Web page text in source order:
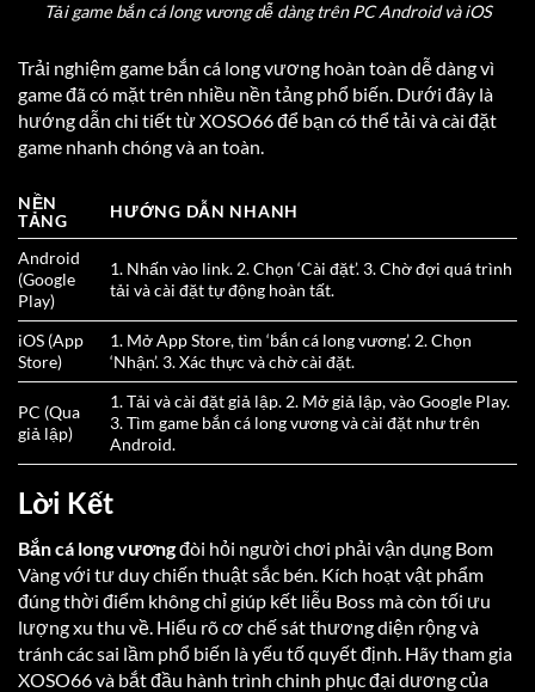
Tải game bắn cá long vương dễ dàng trên PC Android và iOS
Trải nghiệm game bắn cá long vương hoàn toàn dễ dàng vì
game đã có mặt trên nhiều nền tảng phổ biến. Dưới đây là
hướng dẫn chi tiết từ XOSO66 để bạn có thể tải và cài đặt
game nhanh chóng và an toàn.
NỀN
TẢNG
HƯỚNG DẪN NHANH
Android
(Google
Play)
1. Nhấn vào link. 2. Chọn ‘Cài đặt’. 3. Chờ đợi quá trình
tải và cài đặt tự động hoàn tất.
iOS (App
Store)
1. Mở App Store, tìm ‘bắn cá long vương’. 2. Chọn
‘Nhận’. 3. Xác thực và chờ cài đặt.
PC (Qua
giả lập)
1. Tải và cài đặt giả lập. 2. Mở giả lập, vào Google Play.
3. Tìm game bắn cá long vương và cài đặt như trên
Android.
Lời Kết
Bắn cá long vươngđòi hỏi người chơi phải vận dụng Bom
Vàng với tư duy chiến thuật sắc bén. Kích hoạt vật phẩm
đúng thời điểm không chỉ giúp kết liễu Boss mà còn tối ưu
lượng xu thu về. Hiểu rõ cơ chế sát thương diện rộng và
tránh các sai lầm phổ biến là yếu tố quyết định. Hãy tham gia
XOSO66 và bắt đầu hành trình chinh phục đại dương của